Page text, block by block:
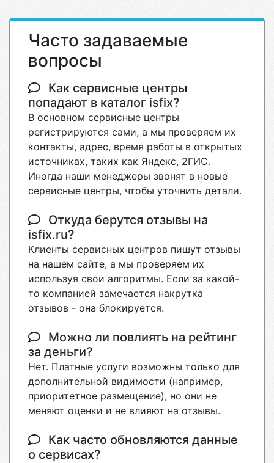
Часто задаваемые
вопросы
Как сервисные центры
попадают в каталог isfix?
В основном сервисные центры
регистрируются сами, а мы проверяем их
контакты, адрес, время работы в открытых
источниках, таких как Яндекс, 2ГИС.
Иногда наши менеджеры звонят в новые
сервисные центры, чтобы уточнить детали.
Откуда берутся отзывы на
isfix.ru?
Клиенты сервисных центров пишут отзывы
на нашем сайте, а мы проверяем их
используя свои алгоритмы. Если за какой-
то компанией замечается накрутка
отзывов - она блокируется.
Можно ли повлиять на рейтинг
за деньги?
Нет. Платные услуги возможны только для
дополнительной видимости (например,
приоритетное размещение), но они не
меняют оценки и не влияют на отзывы.
Как часто обновляются данные
о сервисах?